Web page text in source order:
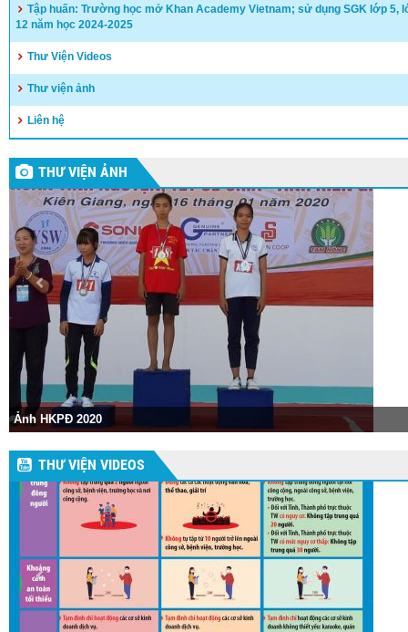
Tập huấn: Trường học mở Khan Academy Vietnam; sử dụng SGK lớp 5,
12 năm học 2024-2025
Thư Viện Videos
Thư viện ảnh
Liên hệ
THƯ VIỆN ẢNH
Hội khỏe Phù Đổng huyện Vĩnh Thuận lần thứ XVII năm
THƯ VIỆN VIDEOS